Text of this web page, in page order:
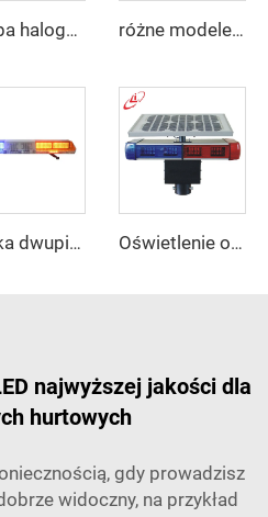
Lampa halogenowa dla policji, obracające się światło, mini bar z oświetleniem różne modele ostrzegawcze belki świetlnej
Cienka dwupiętrowa belka świetlna LED Oświetlenie ostrzegawcze na drogach zasilane energią słoneczną
najwyższej jakości dla
hurtowych
gdy prowadzisz
widoczny, na przykład